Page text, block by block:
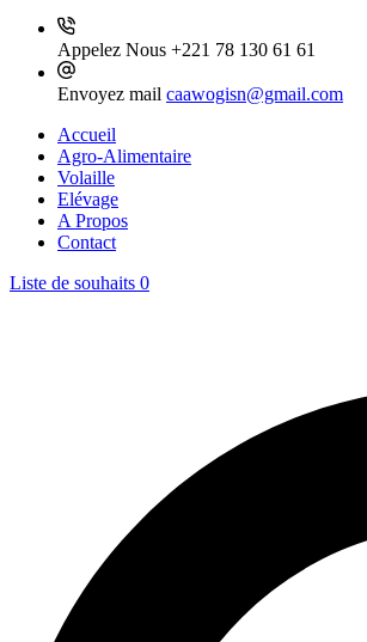
résultat
Appelez Nous +221 78 130 61 61
Envoyez mail caawogisn@gmail.com
Accueil
Agro-Alimentaire
Volaille
Elévage
A Propos
Contact
Liste de souhaits 0